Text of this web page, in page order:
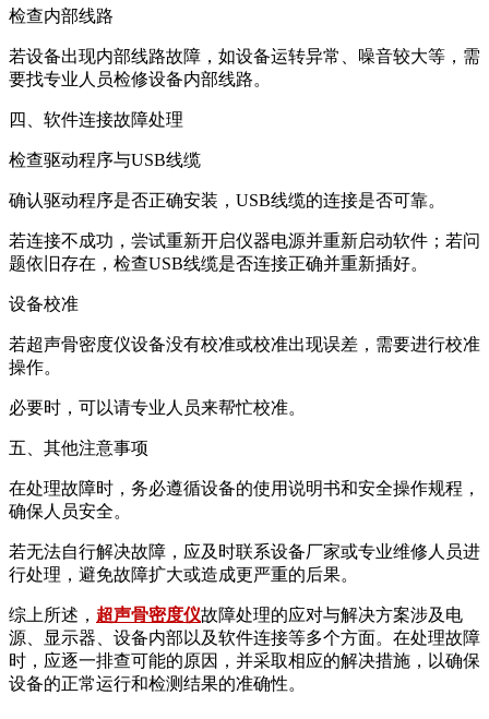
检查内部线路
若设备出现内部线路故障，如设备运转异常、噪音较大等，需
要找专业人员检修设备内部线路。
四、软件连接故障处理
检查驱动程序与USB线缆
确认驱动程序是否正确安装，USB线缆的连接是否可靠。
若连接不成功，尝试重新开启仪器电源并重新启动软件；若问
题依旧存在，检查USB线缆是否连接正确并重新插好。
设备校准
若超声骨密度仪设备没有校准或校准出现误差，需要进行校准
操作。
必要时，可以请专业人员来帮忙校准。
五、其他注意事项
在处理故障时，务必遵循设备的使用说明书和安全操作规程，
确保人员安全。
若无法自行解决故障，应及时联系设备厂家或专业维修人员进
行处理，避免故障扩大或造成更严重的后果。
综上所述， 超声骨密度仪故障处理的应对与解决方案涉及电
源、显示器、设备内部以及软件连接等多个方面。在处理故障
时，应逐一排查可能的原因，并采取相应的解决措施，以确保
设备的正常运行和检测结果的准确性。